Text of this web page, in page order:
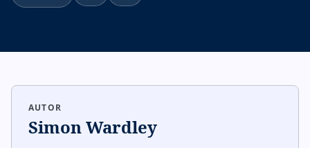
AUTOR
Simon Wardley